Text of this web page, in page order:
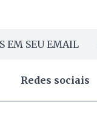
EM SEU EMAIL
Redes sociais